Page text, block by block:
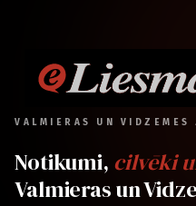
VALMIERAS UN VIDZEMES
Notikumi, cilvēki
Valmieras un